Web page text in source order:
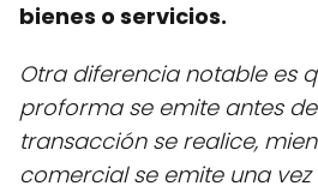
bienes o servicios.
Otra diferencia notable es
proforma se emite antes
transacción se realice,
comercial se emite una